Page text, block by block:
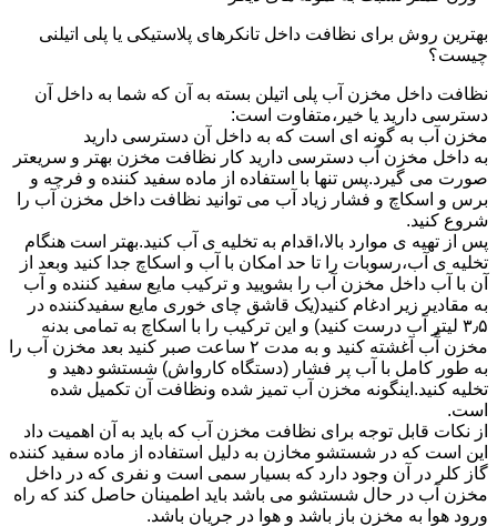
بهترین روش برای نظافت داخل تانکرهای پلاستیکی یا پلی اتیلنی
چیست؟
نظافت داخل مخزن آب پلی اتیلن بسته به آن که شما به داخل آن
دسترسی دارید یا خیر،متفاوت است:
مخزن آب به گونه ای است که به داخل آن دسترسی دارید
به داخل مخزن آب دسترسی دارید کار نظافت مخزن بهتر و سریعتر
صورت می گیرد.پس تنها با استفاده از ماده سفید کننده و فرچه و
برس و اسکاچ و فشار زیاد آب می توانید نظافت داخل مخزن آب را
شروع کنید.
پس از تهیه ی موارد بالا،اقدام به تخلیه ی آب کنید.بهتر است هنگام
تخلیه ی آب،رسوبات را تا حد امکان با آب و اسکاچ جدا کنید وبعد از
آن با آب داخل مخزن آب را بشویید و ترکیب مایع سفید کننده و آب
به مقادیر زیر ادغام کنید(یک قاشق چای خوری مایع سفیدکننده در
۳٫۵ لیتر آب درست کنید) و این ترکیب را با اسکاچ به تمامی بدنه
مخزن آّب آغشته کنید و به مدت ۲ ساعت صبر کنید بعد مخزن آب را
به طور کامل با آب پر فشار (دستگاه کارواش) شستشو دهید و
تخلیه کنید.اینگونه مخزن آب تمیز شده ونظافت آن تکمیل شده
است.
از نکات قابل توجه برای نظافت مخزن آب که باید به آن اهمیت داد
این است که در شستشو مخازن به دلیل استفاده از ماده سفید کننده
گاز کلر در آن وجود دارد که بسیار سمی است و نفری که در داخل
مخزن آب در حال شستشو می باشد باید اطمینان حاصل کند که راه
ورود هوا به مخزن باز باشد و هوا در جریان باشد.